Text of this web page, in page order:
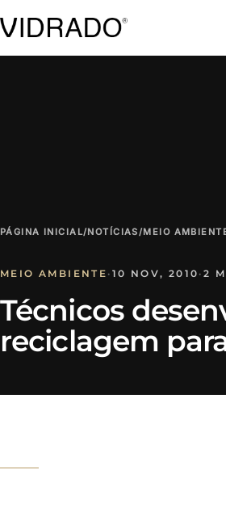
PÁGINA INICIAL/NOTÍCIAS/MEIO
MEIO AMBIENTE · 10 NOV, 2010 · 2
Técnicos
reciclagem